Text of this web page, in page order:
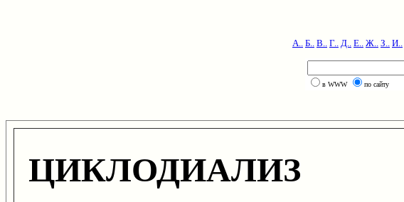
А.. Б.. В.. Г.. Д.. Е.. Ж.. З.. И..
в WWW по сайту
ЦИКЛОДИАЛИЗ